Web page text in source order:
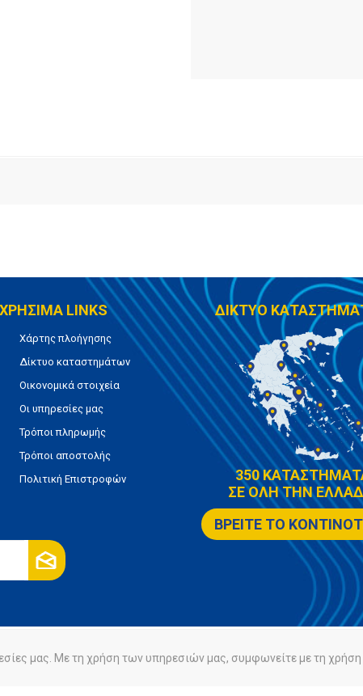
ΧΡΗΣΙΜΑ LINKS
Χάρτης πλοήγησης
Δίκτυο καταστημάτων
Οικονομικά στοιχεία
Οι υπηρεσίες μας
Τρόποι πληρωμής
Τρόποι αποστολής
Πολιτική Επιστροφών
ΔΙΚΤΥΟ
350
ΣΕ ΟΛΗ ΤΗΝ
ΒΡΕΙΤΕ ΤΟ
Πολιτική Cookies
μας. Με τη χρήση των υπηρεσιών μας, συμφωνείτε με τη χρήση